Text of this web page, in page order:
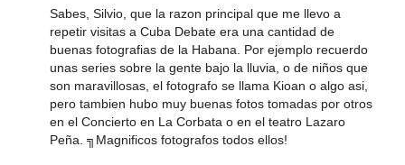
Sabes, Silvio, que la razon principal que me llevo a
repetir visitas a Cuba Debate era una cantidad de
buenas fotografias de la Habana. Por ejemplo recuerdo
unas series sobre la gente bajo la lluvia, o de niños que
son maravillosas, el fotografo se llama Kioan o algo asi,
pero tambien hubo muy buenas fotos tomadas por otros
en el Concierto en La Corbata o en el teatro Lazaro
Peña. ╗Magnificos fotografos todos ellos!